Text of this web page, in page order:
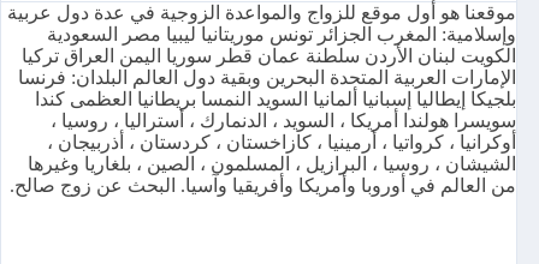
موقعنا هو أول موقع للزواج والمواعدة الزوجية في عدة دول عربية
وإسلامية: المغرب الجزائر تونس موريتانيا ليبيا مصر السعودية
الكويت لبنان الأردن سلطنة عمان قطر سوريا اليمن العراق تركيا
الإمارات العربية المتحدة البحرين وبقية دول العالم البلدان: فرنسا
بلجيكا إيطاليا إسبانيا ألمانيا السويد النمسا بريطانيا العظمى كندا
سويسرا هولندا أمريكا ، السويد ، الدنمارك ، أستراليا ، روسيا ،
أوكرانيا ، كرواتيا ، أرمينيا ، كازاخستان ، كردستان ، أذربيجان ،
الشيشان ، روسيا ، البرازيل ، المسلمون ، الصين ، بلغاريا وغيرها
من العالم في أوروبا وأمريكا وأفريقيا وآسيا. البحث عن زوج صالح.